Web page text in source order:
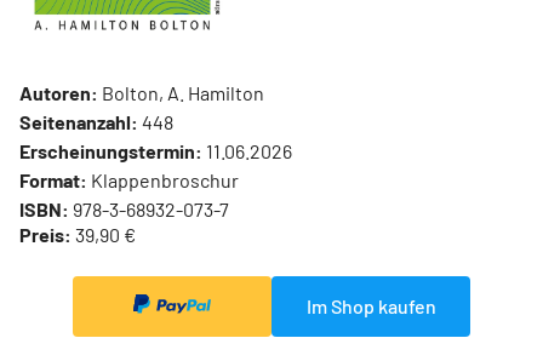
Autoren: Bolton, A. Hamilton
Seitenanzahl: 448
Erscheinungstermin: 11.06.2026
Format: Klappenbroschur
ISBN: 978-3-68932-073-7
Preis: 39,90 €
Im Shop kaufen